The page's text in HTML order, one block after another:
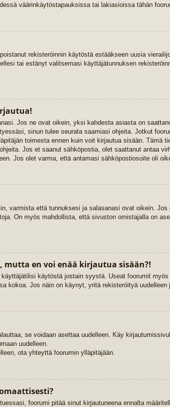
väärinkäytöstapauksissa tai lakiasioissa tähän
rekisteröinnin käytöstä estääkseen uusia
tai estänyt valitsemasi käyttäjätunnuksen
Jos ne ovat oikein, yksi kahdesta asiasta on
sinun tulee seurata saamiasi ohjeita. Jotkut
toimesta ennen kuin voit kirjautua sisään. Tämä
Jos et saanut sähköpostia, olet saattanut antaa
Jos olet varma, että antamasi sähköpostiosoite oli
varmista että tunnuksesi ja salasanasi ovat oikein.
On myös mahdollista, että sivuston omistajalla on
mutta en voi enää kirjautua sisään?!
käytöstä jostain syystä. Useat foorumit
kokoa. Jos näin on käynyt, yritä rekisteröityä
se voidaan asettaa uudelleen. Käy
uudelleen.
ota yhteyttä foorumin ylläpitäjään.
foorumi pitää sinut kirjautuneena ennalta